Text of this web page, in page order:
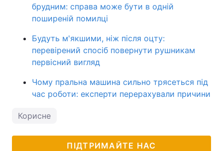
брудним: справа може бути в одній
поширеній помилці
Будуть м'якшими, ніж після оцту:
перевірений спосіб повернути рушникам
первісний вигляд
Чому пральна машина сильно трясеться під
час роботи: експерти перерахували причини
Корисне
ПІДТРИМАЙТЕ НАС